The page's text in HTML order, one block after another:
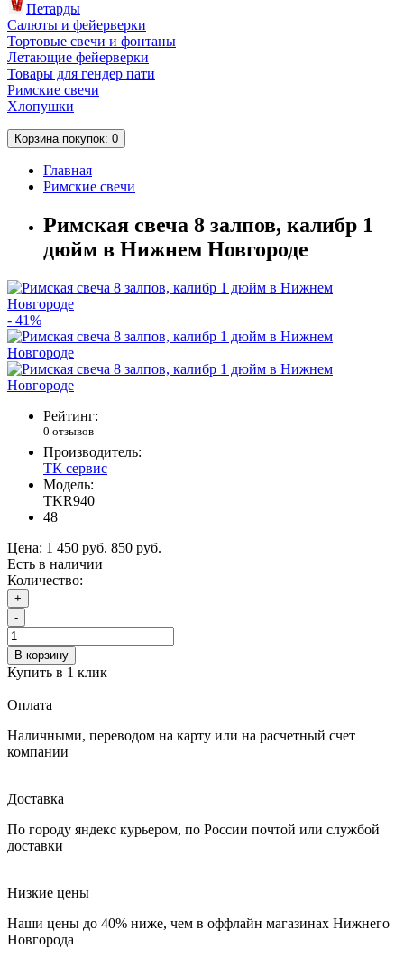
Петарды
Салюты и фейерверки
Тортовые свечи и фонтаны
Летающие фейерверки
Товары для гендер пати
Римские свечи
Хлопушки
Корзинапокупок: 0
Главная
Римские свечи
Римская свеча 8 залпов, калибр 1
дюйм в Нижнем Новгороде
- 41%
Рейтинг:
0 отзывов
Производитель:
ТК сервис
Модель:
TKR940
48
Цена: 1 450 руб. 850 руб.
Есть в наличии
Количество:
+
-
В корзину
Купить в 1 клик
Оплата
Наличными, переводом на карту или на расчетный счет
компании
Доставка
По городу яндекс курьером, по России почтой или службой
доставки
Низкие цены
Наши цены до 40% ниже, чем в оффлайн магазинах Нижнего
Новгорода